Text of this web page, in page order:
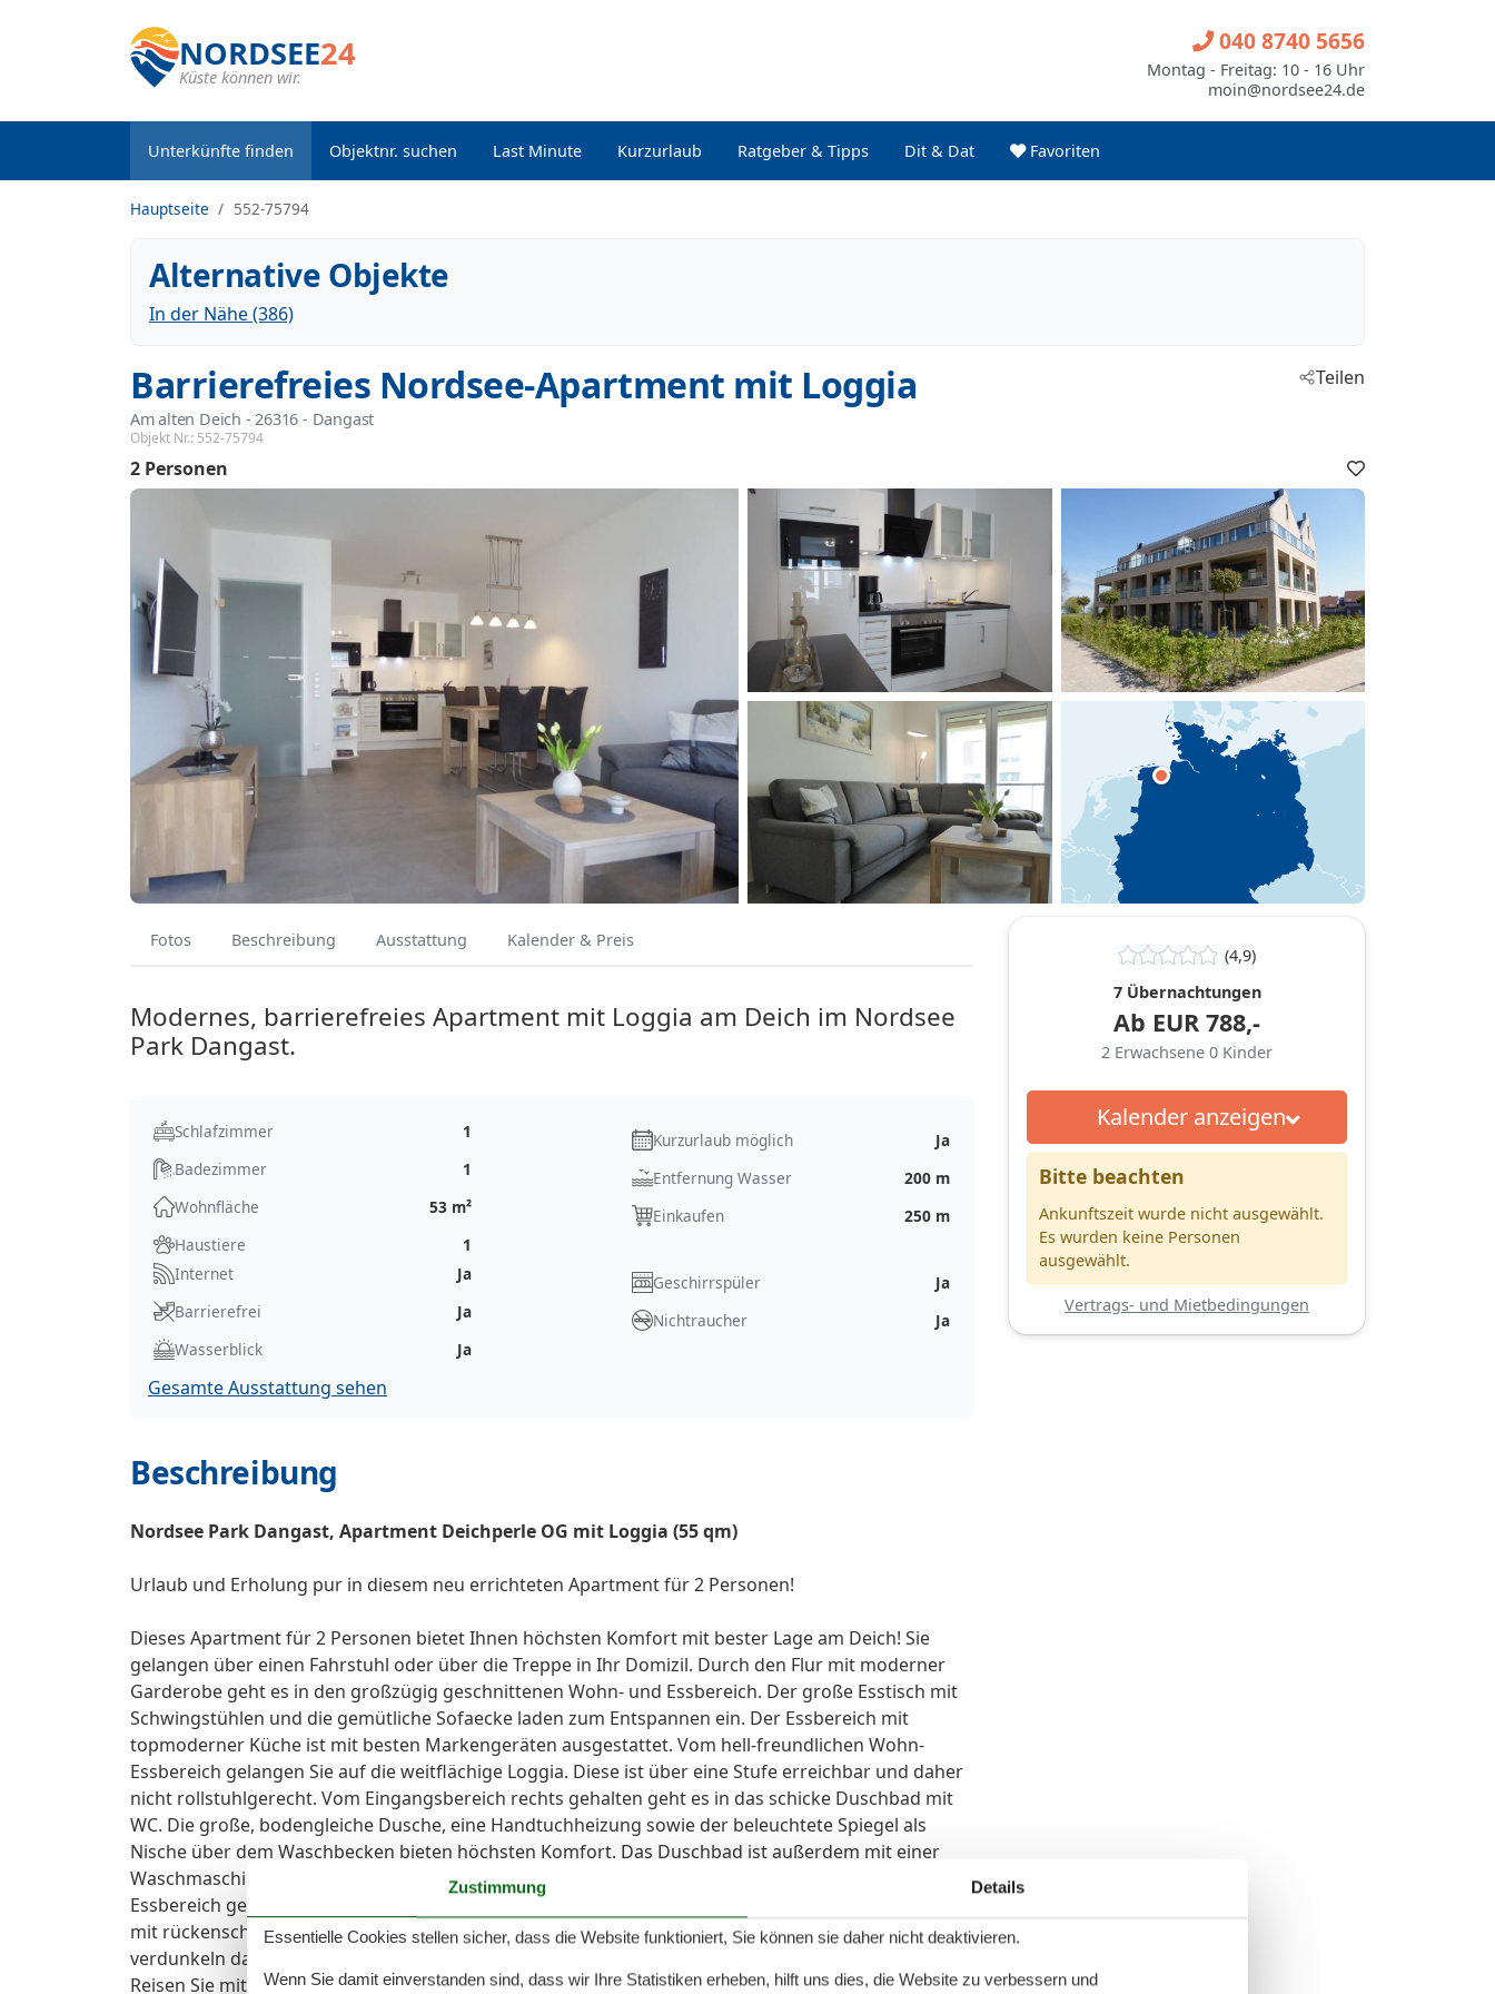
NORDSEE24
Küste können wir.
Unterkünfte finden Objektnr. suchen Last Minute Kurzurlaub Ratgeber & Tipps Dit & Dat Favoriten
040 8740 5656
Montag - Freitag: 10 - 16 Uhr
moin@nordsee24.de
Hauptseite 552-75794
Alternative Objekte
In der Nähe (386)
Barrierefreies Nordsee-Apartment mit Loggia
Am alten Deich - 26316 - Dangast
Objekt Nr.: 552-75794
Teilen
2 Personen
Fotos Beschreibung Ausstattung Kalender & Preis
Modernes, barrierefreies Apartment mit Loggia am Deich im Nordsee
Park Dangast.
Schlafzimmer
1
Badezimmer
1
Wohnfläche
53 m²
Haustiere
1
Kurzurlaub möglich
Ja
Entfernung Wasser
200 m
Einkaufen
250 m
Internet
Ja
Barrierefrei
Ja
Wasserblick
Ja
Geschirrspüler
Ja
Nichtraucher
Ja
Gesamte Ausstattung sehen
Beschreibung
Nordsee Park Dangast, Apartment Deichperle OG mit Loggia (55 qm)
Urlaub und Erholung pur in diesem neu errichteten Apartment für 2 Personen!
Dieses Apartment für 2 Personen bietet Ihnen höchsten Komfort mit bester Lage am Deich! Sie
gelangen über einen Fahrstuhl oder über die Treppe in Ihr Domizil. Durch den Flur mit moderner
Garderobe geht es in den großzügig geschnittenen Wohn- und Essbereich. Der große Esstisch mit
Schwingstühlen und die gemütliche Sofaecke laden zum Entspannen ein. Der Essbereich mit
topmoderner Küche ist mit besten Markengeräten ausgestattet. Vom hell-freundlichen Wohn-
Essbereich gelangen Sie auf die weitflächige Loggia. Diese ist über eine Stufe erreichbar und daher
nicht rollstuhlgerecht. Vom Eingangsbereich rechts gehalten geht es in das schicke Duschbad mit
WC. Die große, bodengleiche Dusche, eine Handtuchheizung sowie der beleuchtete Spiegel als
Nische über dem Waschbecken bieten höchsten Komfort. Das Duschbad ist außerdem mit einer
Waschmaschine und einem Trockner ausgestattet. Entweder vom Duschbad oder vom Wohn-
Essbereich gelangen Sie über eine raffinierte Glasschiebetür in Ihr Schlafzimmer. Das Schlafzimmer
mit rückenschonendem Boxspringbett bietet viel Tageslicht, ist aber schnell und einfach zu
verdunkeln dank beschichteter Plissees. Auch hier haben Sie einen direkten Zugang zum Balkon.
Reisen Sie mit Ihrem Hund an, entstehen Extrakosten in Höhe von € 8,00 pro Tag. Das barrierefreie
(4,9)
7 Übernachtungen
Ab EUR 788,-
2 Erwachsene 0 Kinder
Kalender anzeigen
Bitte beachten
Ankunftszeit wurde nicht ausgewählt.
Es wurden keine Personen
ausgewählt.
Vertrags- und Mietbedingungen
Zustimmung Details
Essentielle Cookies stellen sicher, dass die Website funktioniert, Sie können sie daher nicht deaktivieren.
Wenn Sie damit einverstanden sind, dass wir Ihre Statistiken erheben, hilft uns dies, die Website zu verbessern und